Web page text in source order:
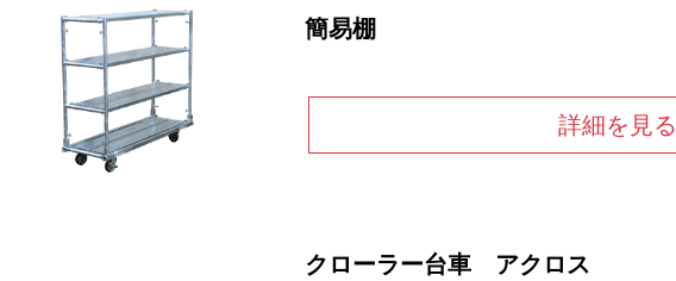
簡易棚
詳細を見る
クローラー台車 アクロス